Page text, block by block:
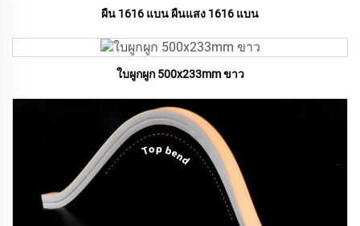
ผืน 1616 แบน ผืนแสง 1616 แบน
ใบผูกผูก 500x233mm ขาว